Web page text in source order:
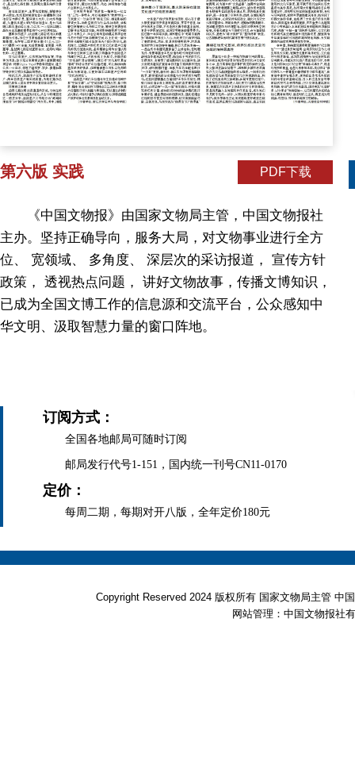
第六版 实践 PDF下载
《中国文物报》由国家文物局主管，中国文物报社
主办。坚持正确导向，服务大局，对文物事业进行全方
位、 宽领域、 多角度、 深层次的采访报道， 宣传方针
政策， 透视热点问题， 讲好文物故事，传播文博知识，
已成为全国文博工作的信息源和交流平台，公众感知中
华文明、汲取智慧力量的窗口阵地。
订阅方式：
全国各地邮局可随时订阅
邮局发行代号1-151，国内统一刊号CN11-0170
定价：
每周二期，每期对开八版，全年定价180元
Copyright Reserved 2024 版权所有 国家文物局主管
网站管理：中国文物报社